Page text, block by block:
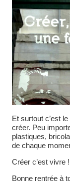
Et surtout c’est
créer. Peu
plastiques,
de chaque
Créer c’est vivre !
Bonne rentrée à